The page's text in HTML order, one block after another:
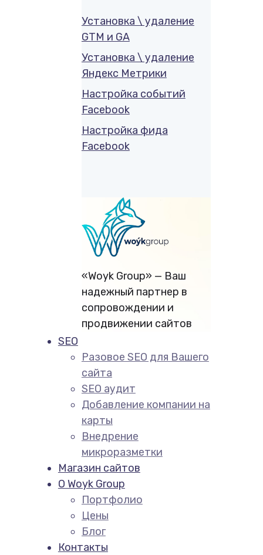
Установка \ удаление
GTM и GA
Установка \ удаление
Яндекс Метрики
Настройка событий
Facebook
Настройка фида
Facebook
«Woyk Group» — Ваш
надежный партнер в
сопровождении и
продвижении сайтов
SEO
Разовое SEO для Вашего
сайта
SEO аудит
Добавление компании на
карты
Внедрение
микроразметки
Магазин сайтов
О Woyk Group
Портфолио
Цены
Блог
Контакты